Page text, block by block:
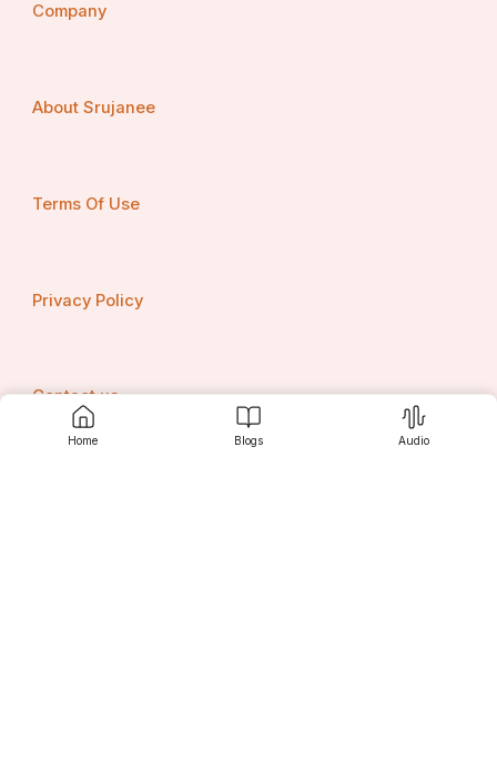
Home Blogs Audio
Company
About Srujanee
Terms Of Use
Privacy Policy
Contact us